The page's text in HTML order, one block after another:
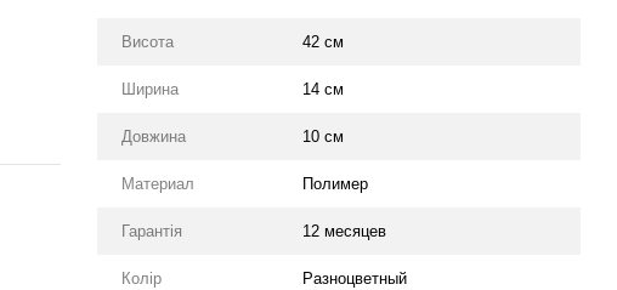
Висота 42 см
Ширина 14 см
Довжина 10 см
Материал Полимер
Гарантія 12 месяцев
Колір Разноцветный